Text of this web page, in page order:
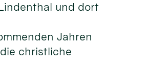
und dort
Jahren
christliche